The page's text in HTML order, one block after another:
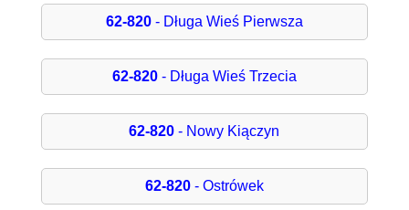
62-820- Długa Wieś Pierwsza
62-820- Długa Wieś Trzecia
62-820 - Nowy Kiączyn
62-820- Ostrówek